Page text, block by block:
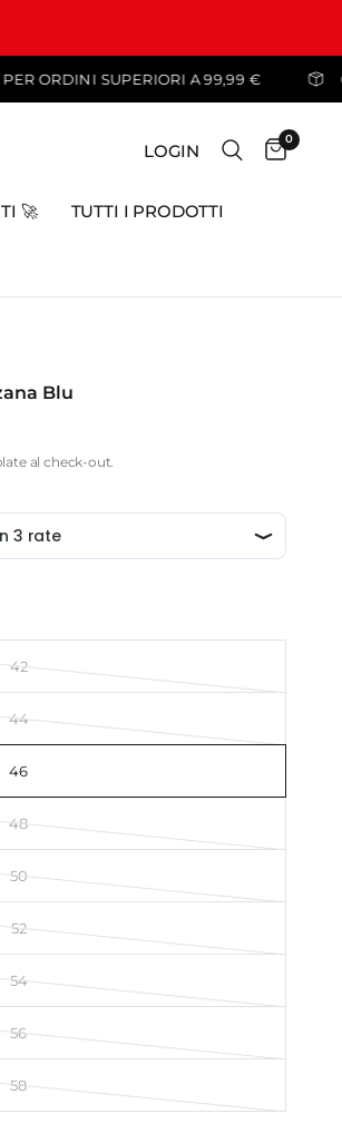
GRATUITA PER ORDINI SUPERIORI A 99,99
LOGIN
0
🚀 TUTTI I PRODOTTI
Blu
al check-out.
42
44
46
48
50
52
54
56
58